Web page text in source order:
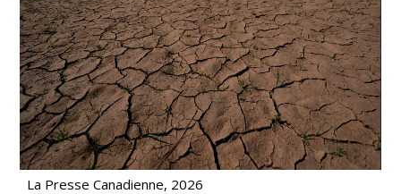
La Presse Canadienne, 2026